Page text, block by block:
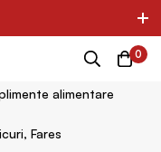
0
alimentare
Fares